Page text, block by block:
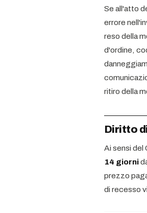
Se all'atto
errore
reso della
d'ordine,
ritiro della
Diritto
Ai sensi del
14 giorni
prezzo
di recesso